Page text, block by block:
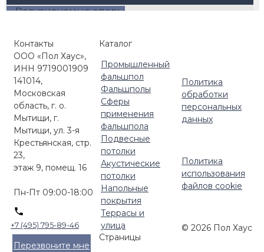
Регулируемые опоры
Комплектующие для регулируемых опор
Керамогранит для террас
Ступени ДПК
Маркизы и перголы
Регулируемые опоры Level
Регулируемые опоры HILST LIFT
Регулируемые опоры с автокоррекцией
уклона (self-leveling)
Кровельные опоры HILST PLATFORM
Комплектующие для улицы
Контакты
ООО «Пол Хаус»,
ИНН 9719001909
141014,
Московская
область, г. о.
Мытищи, г.
Мытищи, ул. 3-я
Крестьянская, стр.
23,
этаж 9, помещ. 16
Пн-Пт 09:00-18:00
+7 (495) 795-89-46
Перезвоните мне
Каталог
Промышленный
фальшпол
Фальшполы
Сферы
применения
фальшпола
Подвесные
потолки
Акустические
потолки
Напольные
покрытия
Террасы и
улица
Страницы
Политика
обработки
персональных
данных
Политика
использования
файлов cookie
© 2026 Пол Хаус